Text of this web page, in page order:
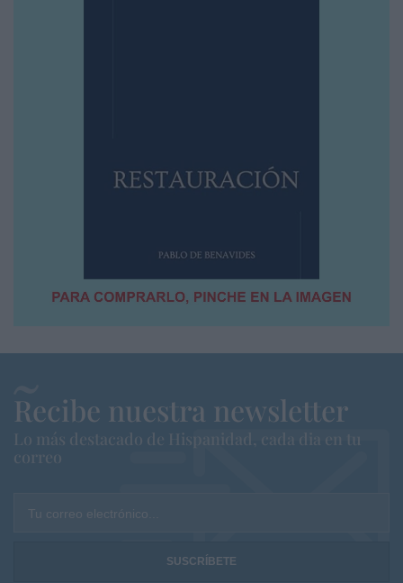
Recibe nuestra newsletter
Lo más destacado de Hispanidad, cada dia en tu
correo
Tu correo electrónico...